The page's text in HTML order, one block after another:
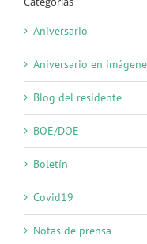
Aniversario
Aniversario en
Blog del residente
BOE/DOE
Boletín
Covid19
Notas de prensa